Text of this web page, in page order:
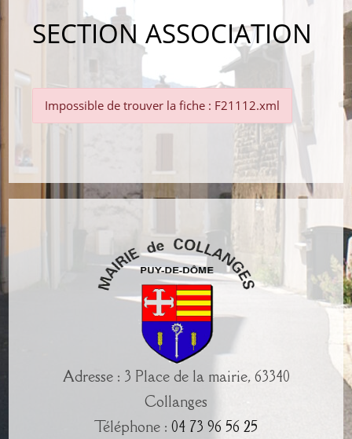
SECTION ASSOCIATION
Impossible de trouver la fiche : F21112.xml
Adresse : 3 Place de la mairie, 63340
Collanges
Téléphone : 04 73 96 56 25